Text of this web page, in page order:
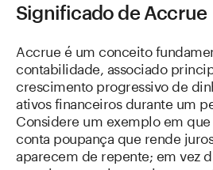
Significado de Accrue
Accrue é um conceito
contabilidade, associado
crescimento progressivo de
ativos financeiros durante um
Considere um exemplo em
conta poupança que rende
aparecem de repente; em vez